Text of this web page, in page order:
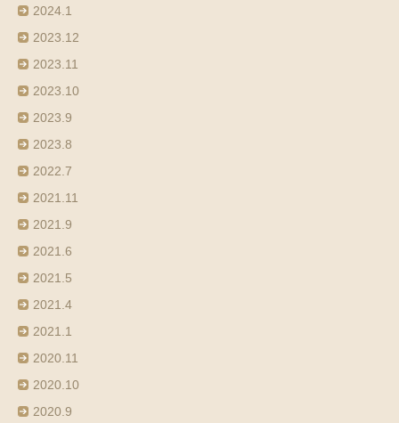
2024.1
2023.12
2023.11
2023.10
2023.9
2023.8
2022.7
2021.11
2021.9
2021.6
2021.5
2021.4
2021.1
2020.11
2020.10
2020.9